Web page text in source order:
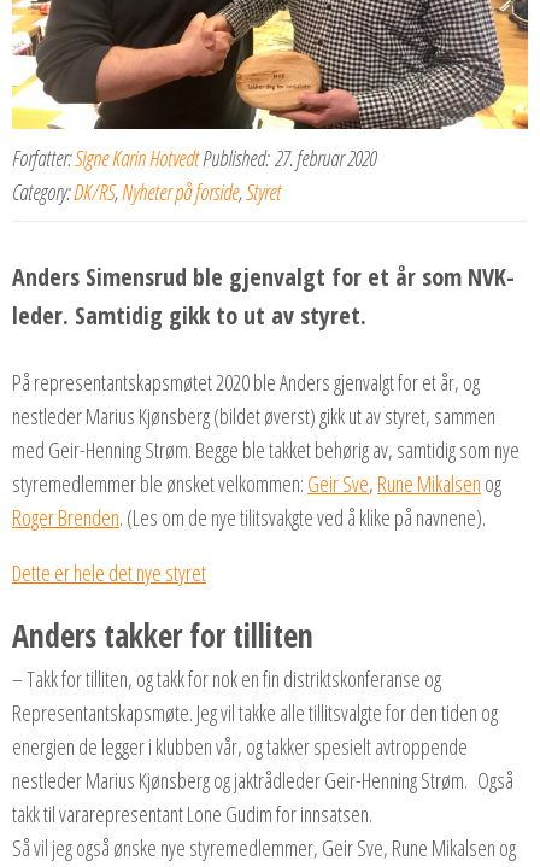
Forfatter:Signe Karin HotvedtPublished: 27. februar 2020
Category:DK/RS,Nyheter på forside,Styret
Anders Simensrud ble gjenvalgt for et år som NVK-
leder. Samtidig gikk to ut av styret.
På representantskapsmøtet 2020 ble Anders gjenvalgt for et år, og
nestleder Marius Kjønsberg (bildet øverst) gikk ut av styret, sammen
med Geir-Henning Strøm. Begge ble takket behørig av, samtidig som nye
styremedlemmer ble ønsket velkommen: Geir Sve, Rune Mikalsen og
Roger Brenden. (Les om de nye tilitsvakgte ved å klike på navnene).
Dette er hele det nye styret
Anders takker for tilliten
– Takk for tilliten, og takk for nok en fin distriktskonferanse og
Representantskapsmøte. Jeg vil takke alle tillitsvalgte for den tiden og
energien de legger i klubben vår, og takker spesielt avtroppende
nestleder Marius Kjønsberg og jaktrådleder Geir-Henning Strøm. Også
takk til vararepresentant Lone Gudim for innsatsen.
Så vil jeg også ønske nye styremedlemmer, Geir Sve, Rune Mikalsen og